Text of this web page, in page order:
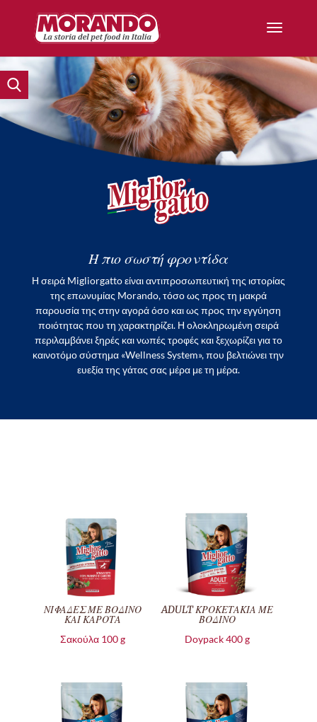
Η πιο σωστή φροντίδα
Η σειρά Migliorgatto είναι αντιπροσωπευτική της ιστορίας
της επωνυμίας Morando, τόσο ως προς τη μακρά
παρουσία της στην αγορά όσο και ως προς την εγγύηση
ποιότητας που τη χαρακτηρίζει. Η ολοκληρωμένη σειρά
περιλαμβάνει ξηρές και νωπές τροφές και ξεχωρίζει για το
καινοτόμο σύστημα «Wellness System», που βελτιώνει την
ευεξία της γάτας σας μέρα με τη μέρα.
ΝΙΦΑΔΕΣ ΜΕ ΒΟΔΙΝΟ
ΚΑΙ ΚΑΡΟΤΑ
Σακούλα 100 g
ADULT ΚΡΟΚΕΤΑΚΙΑ ΜΕ
ΒΟΔΙΝΟ
Doypack 400 g